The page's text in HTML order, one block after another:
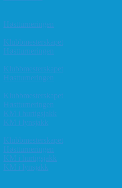
Høstturneringen
Klubbmesterskapet
Høstturneringen
Klubbmesterskapet
Høstturneringen
Klubbmesterskapet
Høstturneringen
KM i hurtigsjakk
KM i lynsjakk
Klubbmesterskapet
Høstturneringen
KM i hurtigsjakk
KM i lynsjakk